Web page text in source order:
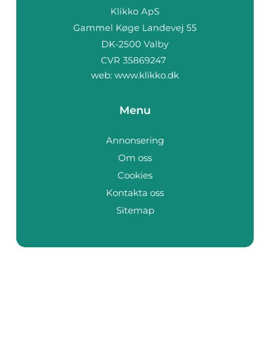
web: www.klikko.dk
Menu
Annonsering
Om oss
Cookies
Kontakta oss
Sitemap